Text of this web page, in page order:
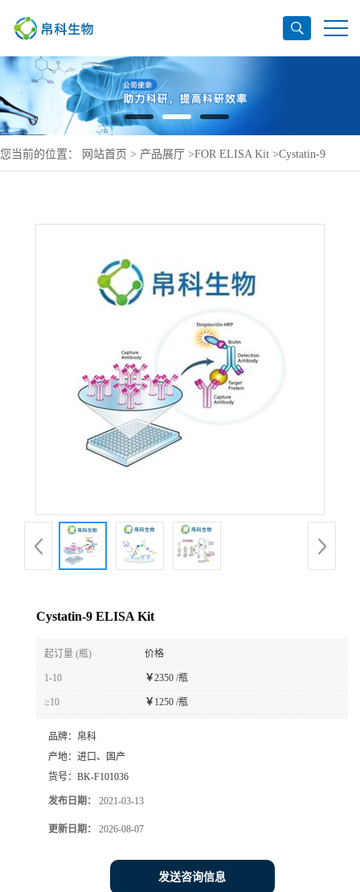
您当前的位置： 网站首页 > 产品展厅 >FOR ELISA Kit >Cystatin-9
Cystatin-9 ELISA Kit
起订量 (瓶) 价格
1-10 ￥2350 /瓶
≥10 ￥ 1250 /瓶
品牌： 帛科
产地： 进口、国产
货号： BK-F101036
发布日期： 2021-03-13
更新日期： 2026-08-07
发送咨询信息